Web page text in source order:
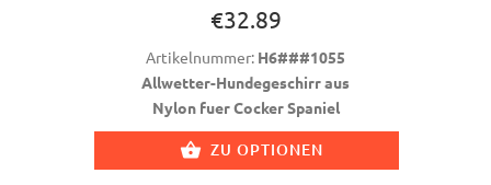
€32.89
Artikelnummer: H6###1055
Allwetter-Hundegeschirr aus
Nylon fuer Cocker Spaniel
ZU OPTIONEN